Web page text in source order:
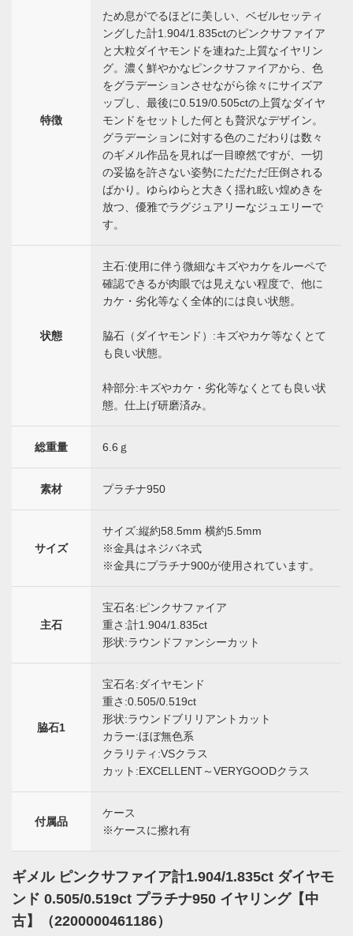
特徴
ため息がでるほどに美しい、ベゼルセッティ
ングした計1.904/1.835ctのピンクサファイア
と大粒ダイヤモンドを連ねた上質なイヤリン
グ。濃く鮮やかなピンクサファイアから、色
をグラデーションさせながら徐々にサイズア
ップし、最後に0.519/0.505ctの上質なダイヤ
モンドをセットした何とも贅沢なデザイン。
グラデーションに対する色のこだわりは数々
のギメル作品を見れば一目瞭然ですが、一切
の妥協を許さない姿勢にただただ圧倒される
ばかり。ゆらゆらと大きく揺れ眩い煌めきを
放つ、優雅でラグジュアリーなジュエリーで
す。
状態
主石:使用に伴う微細なキズやカケをルーペで
確認できるが肉眼では見えない程度で、他に
カケ・劣化等なく全体的には良い状態。
脇石（ダイヤモンド）:キズやカケ等なくとて
も良い状態。
枠部分:キズやカケ・劣化等なくとても良い状
態。仕上げ研磨済み。
総重量 6.6ｇ
素材 プラチナ950
サイズ
サイズ:縦約58.5mm 横約5.5mm
※金具はネジバネ式
※金具にプラチナ900が使用されています。
主石
宝石名:ピンクサファイア
重さ:計1.904/1.835ct
形状:ラウンドファンシーカット
脇石1
宝石名:ダイヤモンド
重さ:0.505/0.519ct
形状:ラウンドブリリアントカット
カラー:ほぼ無色系
クラリティ:VSクラス
カット:EXCELLENT～VERYGOODクラス
付属品
ケース
※ケースに擦れ有
ギメル ピンクサファイア計1.904/1.835ct ダイヤモ
ンド 0.505/0.519ct プラチナ950 イヤリング【中
古】（2200000461186）